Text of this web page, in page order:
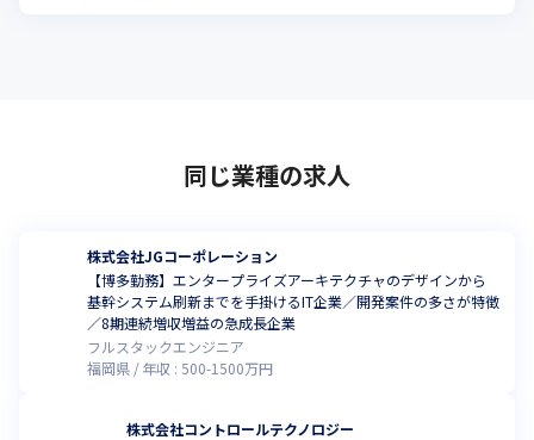
同じ業種の求人
株式会社JGコーポレーション
【博多勤務】エンタープライズアーキテクチャのデザインから
基幹システム刷新までを手掛けるIT企業／開発案件の多さが特徴
／8期連続増収増益の急成長企業
フルスタックエンジニア
福岡県
年収 :500-1500万円
株式会社コントロールテクノロジー